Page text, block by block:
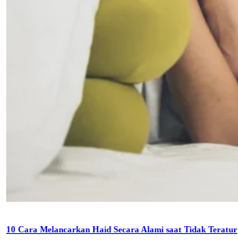
10 Cara Melancarkan Haid Secara Alami saat Tidak Teratur